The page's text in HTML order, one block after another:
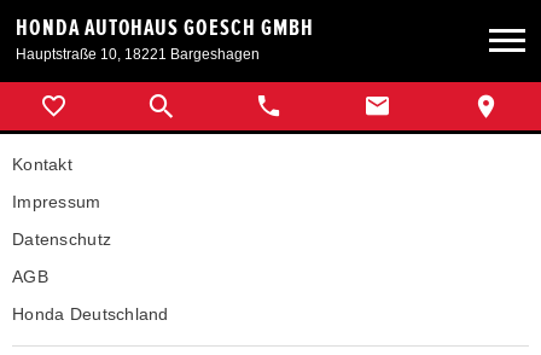
HONDA AUTOHAUS GOESCH GMBH
Hauptstraße 10, 18221 Bargeshagen
Neuwagen
Gebrauchtwagen
Angebote
Kontakt
Impressum
Datenschutz
AGB
Honda Deutschland